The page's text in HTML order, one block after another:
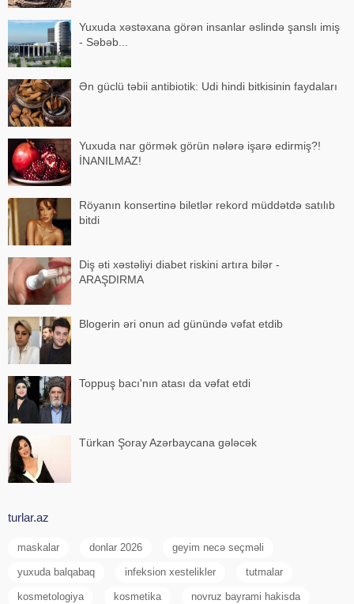
Yuxuda xəstəxana görən insanlar əslində şanslı imiş
- Səbəb...
Ən güclü təbii antibiotik: Udi hindi bitkisinin faydaları
Yuxuda nar görmək görün nələrə işarə edirmiş?!
İNANILMAZ!
Röyanın konsertinə biletlər rekord müddətdə satılıb
bitdi
Diş əti xəstəliyi diabet riskini artıra bilər -
ARAŞDIRMA
Blogerin əri onun ad günündə vəfat etdib
Toppuş bacı'nın atası da vəfat etdi
Türkan Şoray Azərbaycana gələcək
turlar.az
maskalar donlar 2026 geyim necə seçməli
yuxuda balqabaq infeksion xestelikler tutmalar
kosmetologiya kosmetika novruz bayrami hakisda